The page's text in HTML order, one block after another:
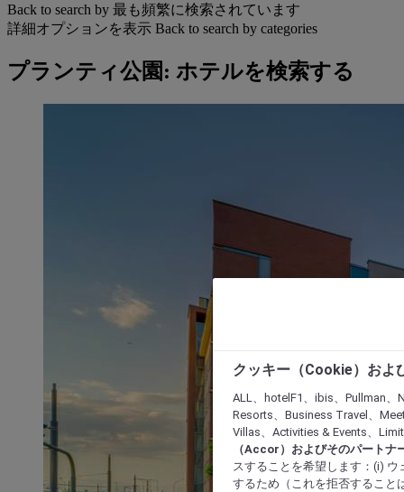
Back to search by 最も頻繁に検索されています
詳細オプションを表示 Back to search by categories
プランティ公園: ホテルを検索する
クッキー（Cookie）およ
ALL、hotelF1、ibis、Pullman
Resorts、Business Travel、
Villas、Activities & Events、
（Accor）およびそのパートナ
スすることを希望します：(i)
するため（これを拒否すること